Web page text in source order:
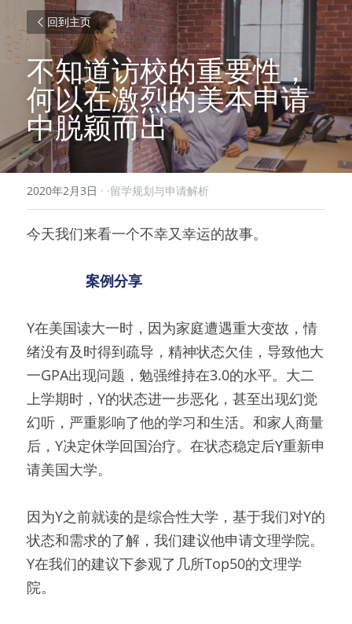
回到主页
不知道访校的重要性，
何以在激烈的美本申请
中脱颖而出
2020年2月3日 · ·留学规划与申请解析
今天我们来看一个不幸又幸运的故事。
案例分享
Y在美国读大一时，因为家庭遭遇重大变故，情
绪没有及时得到疏导，精神状态欠佳，导致他大
一GPA出现问题，勉强维持在3.0的水平。大二
上学期时，Y的状态进一步恶化，甚至出现幻觉
幻听，严重影响了他的学习和生活。和家人商量
后，Y决定休学回国治疗。在状态稳定后Y重新申
请美国大学。
因为Y之前就读的是综合性大学，基于我们对Y的
状态和需求的了解，我们建议他申请文理学院。
Y在我们的建议下参观了几所Top50的文理学
院。